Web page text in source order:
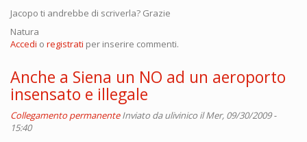
Jacopo ti andrebbe di scriverla? Grazie
Natura
Accedi o registrati per inserire commenti.
Anche a Siena un NO ad un aeroporto
insensato e illegale
Collegamento permanente Inviato daulivinico il Mer, 09/30/2009 -
15:40